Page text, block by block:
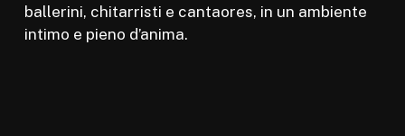
ballerini, chitarristi e cantaores, in un ambiente
intimo e pieno d’anima.